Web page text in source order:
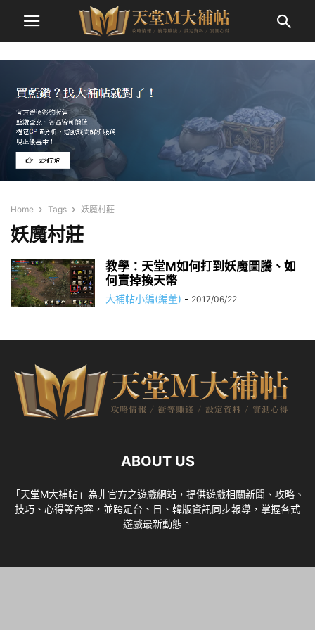
Home Tags 妖魔村莊
妖魔村莊
教學：天堂M如何打到妖魔圖騰、如
何賣掉換天幣
大補帖小編(編董) - 2017/06/22
ABOUT US
「天堂M大補帖」為非官方之遊戲網站，提供遊戲相關新聞、攻略、
技巧、心得等內容，並跨足台、日、韓版資訊同步報導，掌握各式
遊戲最新動態。